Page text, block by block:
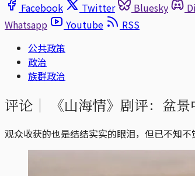
Facebook
Twitter Bluesky
Whatsapp
Youtube
RSS
公共政策
政治
族群政治
评论｜ 《山海情》剧评：盆
观众收获的也是结结实实的眼泪，但已不知